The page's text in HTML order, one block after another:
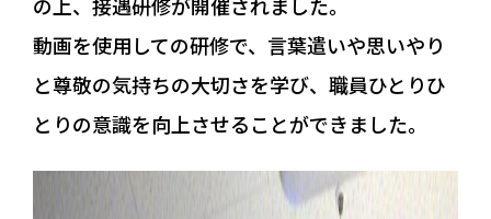
083-927-3661
メールでのお問い合わせ
動画を使用しての研修で、言葉遣いや思いやり
と尊敬の気持ちの大切さを学び、職員ひとりひ
とりの意識を向上させることができました。